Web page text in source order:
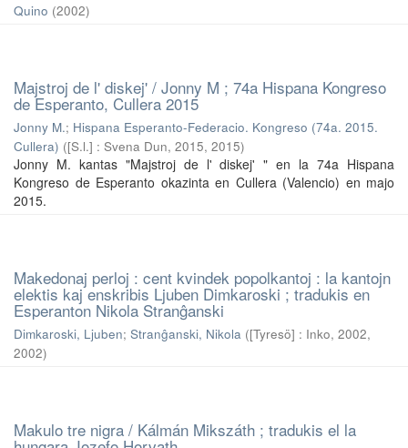
Quino (2002)
Majstroj de l' diskej' / Jonny M ; 74a Hispana Kongreso
de Esperanto, Cullera 2015
Jonny M.; Hispana Esperanto-Federacio. Kongreso (74a. 2015.
Cullera) ([S.l.] : Svena Dun, 2015, 2015)
Jonny M. kantas "Majstroj de l' diskej' " en la 74a Hispana
Kongreso de Esperanto okazinta en Cullera (Valencio) en majo
2015.
Makedonaj perloj : cent kvindek popolkantoj : la kantojn
elektis kaj enskribis Ljuben Dimkaroski ; tradukis en
Esperanton Nikola Stranĝanski
Dimkaroski, Ljuben; Stranĝanski, Nikola ([Tyresö] : Inko, 2002,
2002)
Makulo tre nigra / Kálmán Mikszáth ; tradukis el la